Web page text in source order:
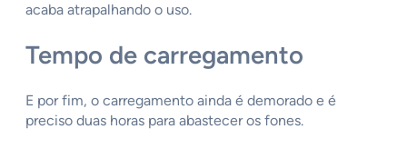
acaba atrapalhando o uso.
Tempo de carregamento
E por fim, o carregamento ainda é demorado e é
preciso duas horas para abastecer os fones.